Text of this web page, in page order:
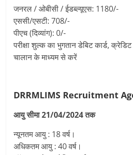
जनरल / ओबीसी / ईडब्ल्यूएस: 1180/-
एससी/एसटी: 708/-
पीएच (दिव्यांग): 0/-
परीक्षा शुल्क का भुगतान डेबिट कार्ड,
चालान के माध्यम से करें
DRRMLIMS Recruitment
आयु सीमा 21/04/2024 तक
न्यूनतम आयु : 18 वर्ष।
अधिकतम आयु : 40 वर्ष।